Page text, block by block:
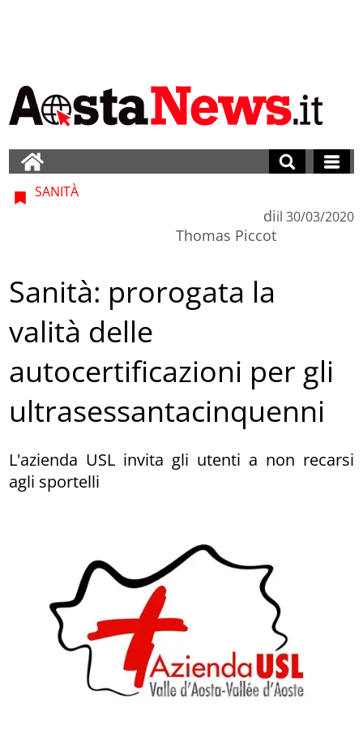
SANITÀ
di
Thomas Piccot
il 30/03/2020
Sanità: prorogata la
valità delle
autocertificazioni per gli
ultrasessantacinquenni
L'azienda USL invita gli utenti a non recarsi
agli sportelli